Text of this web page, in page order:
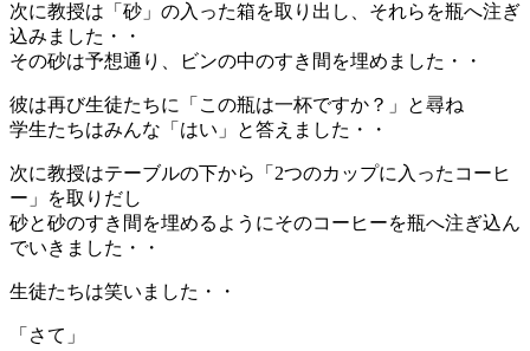
次に教授は「砂」の入った箱を取り出し、それらを瓶へ注ぎ
込みました・・
その砂は予想通り、ビンの中のすき間を埋めました・・
彼は再び生徒たちに「この瓶は一杯ですか？」と尋ね
学生たちはみんな「はい」と答えました・・
次に教授はテーブルの下から「2つのカップに入ったコーヒ
ー」を取りだし
砂と砂のすき間を埋めるようにそのコーヒーを瓶へ注ぎ込ん
でいきました・・
生徒たちは笑いました・・
「さて」